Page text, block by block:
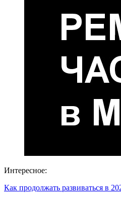
Интересное:
Как продолжать развиваться в